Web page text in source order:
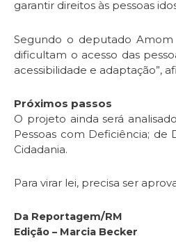
garantir direitos às pessoas
Segundo o deputado
dificultam o acesso das
acessibilidade e adaptação”,
Próximos passos
O projeto ainda será
Pessoas com Deficiência; de
Cidadania.
Para virar lei, precisa ser
Da Reportagem/RM
Edição – Marcia Becker